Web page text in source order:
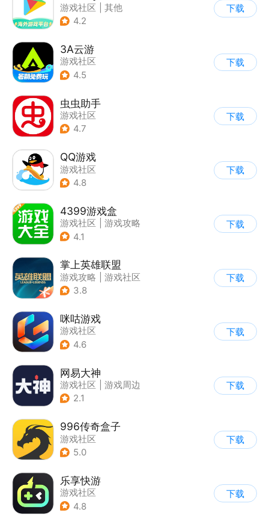
游戏社区
其他
4.2
下载
3A云游
游戏社区
4.5
下载
虫虫助手
游戏社区
4.7
下载
QQ游戏
游戏社区
4.8
下载
4399游戏盒
游戏社区
游戏攻略
4.1
下载
掌上英雄联盟
游戏攻略
游戏社区
3.8
下载
咪咕游戏
游戏社区
4.6
下载
网易大神
游戏社区
游戏周边
2.1
下载
996传奇盒子
游戏社区
5.0
下载
乐享快游
游戏社区
4.8
下载